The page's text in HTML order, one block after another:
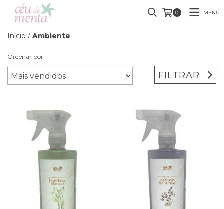
0 MENU
Início / Ambiente
Ordenar por
FILTRAR